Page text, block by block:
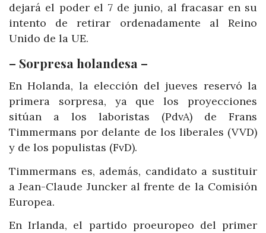
dejará el poder el 7 de junio, al fracasar en su
intento de retirar ordenadamente al Reino
Unido de la UE.
– Sorpresa holandesa –
En Holanda, la elección del jueves reservó la
primera sorpresa, ya que los proyecciones
sitúan a los laboristas (PdvA) de Frans
Timmermans por delante de los liberales (VVD)
y de los populistas (FvD).
Timmermans es, además, candidato a sustituir
a Jean-Claude Juncker al frente de la Comisión
Europea.
En Irlanda, el partido proeuropeo del primer